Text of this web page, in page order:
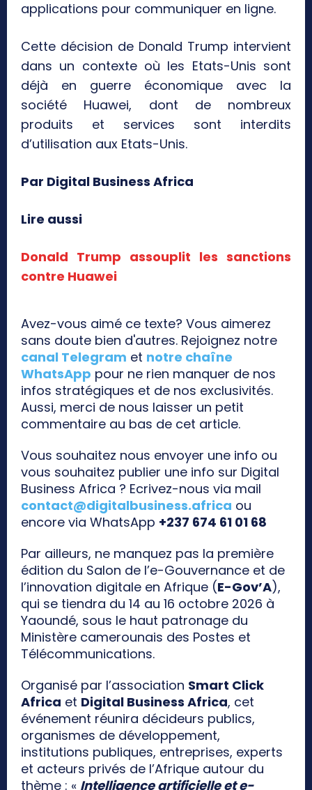
applications pour communiquer en ligne.
Cette décision de Donald Trump intervient
dans un contexte où les Etats-Unis sont
déjà en guerre économique avec la
société Huawei, dont de nombreux
produits et services sont interdits
d’utilisation aux Etats-Unis.
Par Digital Business Africa
Lire aussi
Donald Trump assouplit les sanctions
contre Huawei
Avez-vous aimé ce texte? Vous aimerez
sans doute bien d'autres. Rejoignez notre
canal Telegram et notre chaîne
WhatsApp pour ne rien manquer de nos
infos stratégiques et de nos exclusivités.
Aussi, merci de nous laisser un petit
commentaire au bas de cet article.
Vous souhaitez nous envoyer une info ou
vous souhaitez publier une info sur Digital
Business Africa ? Ecrivez-nous via mail
contact@digitalbusiness.africa ou
encore via WhatsApp +237 674 61 01 68
Par ailleurs, ne manquez pas la première
édition du Salon de l’e-Gouvernance et de
l’innovation digitale en Afrique (E-Gov’A),
qui se tiendra du 14 au 16 octobre 2026 à
Yaoundé, sous le haut patronage du
Ministère camerounais des Postes et
Télécommunications.
Organisé par l’association Smart Click
Africa et Digital Business Africa, cet
événement réunira décideurs publics,
organismes de développement,
institutions publiques, entreprises, experts
et acteurs privés de l’Afrique autour du
thème : « Intelligence artificielle et e-